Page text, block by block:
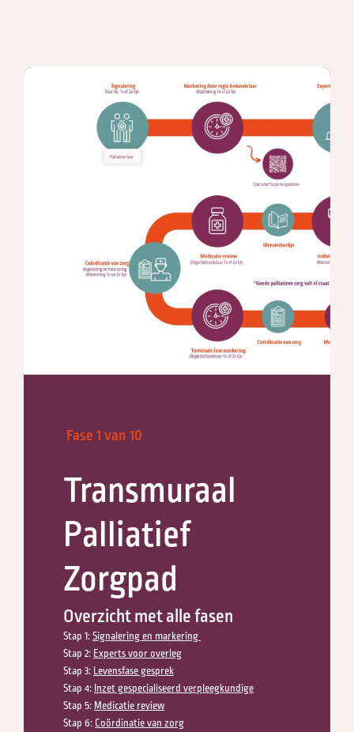
Fase1van10
Transmuraal
Palliatief
Zorgpad
Overzicht met alle fasen
Stap 1:Signalering en markering
Stap 2: Experts voor overleg
Stap 3: Levensfase gesprek
Stap 4: Inzet gespecialiseerd verpleegkundige
Stap 5: Medicatie review
Stap 6: Coördinatie van zorg